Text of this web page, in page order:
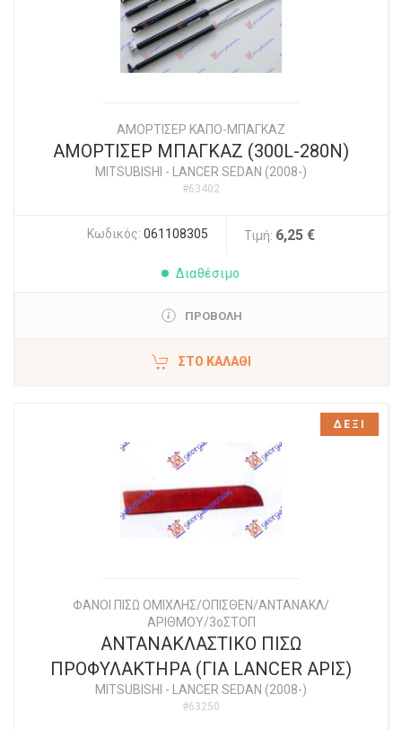
ΑΜΟΡΤΙΣΕΡ ΚΑΠΟ-ΜΠΑΓΚΑΖ
ΑΜΟΡΤΙΣΕΡ ΜΠΑΓΚΑΖ (300L-280N)
MITSUBISHI - LANCER SEDAN (2008-)
#63402
Κωδικός: 061108305 Τιμή: 6,25 €
Διαθέσιμο
ΠΡΟΒΟΛΗ
ΣΤΟ ΚΑΛΆΘΙ
ΦΑΝΟΙ ΠΙΣΩ ΟΜΙΧΛΗΣ/ΟΠΙΣΘΕΝ/ΑΝΤΑΝΑΚΛ/
ΑΡΙΘΜΟΥ/3οΣΤΟΠ
ΑΝΤΑΝΑΚΛΑΣΤΙΚΟ ΠΙΣΩ
ΠΡΟΦΥΛΑΚΤΗΡΑ (ΓΙΑ LANCER ΑΡΙΣ)
MITSUBISHI - LANCER SEDAN (2008-)
#63250
ΔΕΞΙ